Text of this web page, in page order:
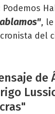
,
del
de